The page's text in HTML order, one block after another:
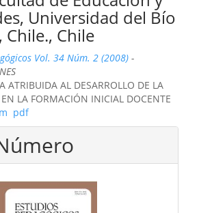
Universidad del Bío
Chile., Chile
Vol. 34 Núm. 2 (2008) -
ATRIBUIDA AL DESARROLLO DE LA
LA FORMACIÓN INICIAL DOCENTE
pdf